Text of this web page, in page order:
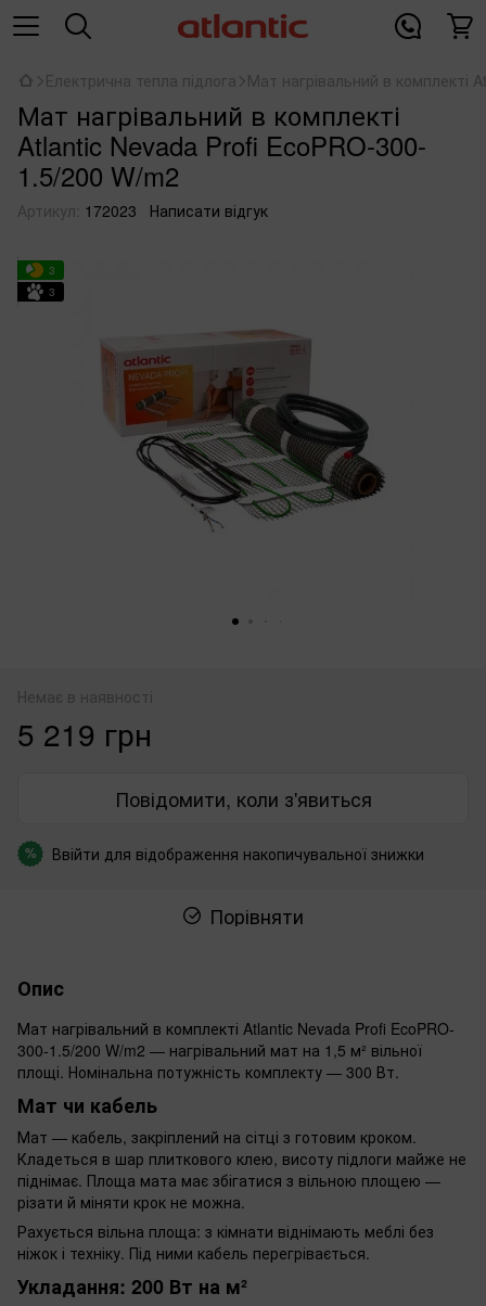
Електрична тепла підлога Мат нагрівальний в комплекті
Мат нагрівальний в комплекті
Atlantic Nevada Profi EcoPRO-300-
1.5/200 W/m2
Артикул: 172023 Написати відгук
3
3
Немає в наявності
5 219 грн
Повідомити, коли з'явиться
% Ввійти для відображення накопичувальної знижки
Порівняти
Опис
Мат нагрівальний в комплекті Atlantic Nevada Profi EcoPRO-
300-1.5/200 W/m2 — нагрівальний мат на 1,5 м² вільної
площі. Номінальна потужність комплекту — 300 Вт.
Мат чи кабель
Мат — кабель, закріплений на сітці з готовим кроком.
Кладеться в шар плиткового клею, висоту підлоги майже не
піднімає. Площа мата має збігатися з вільною площею —
різати й міняти крок не можна.
Рахується вільна площа: з кімнати віднімають меблі без
ніжок і техніку. Під ними кабель перегрівається.
Укладання: 200 Вт на м²